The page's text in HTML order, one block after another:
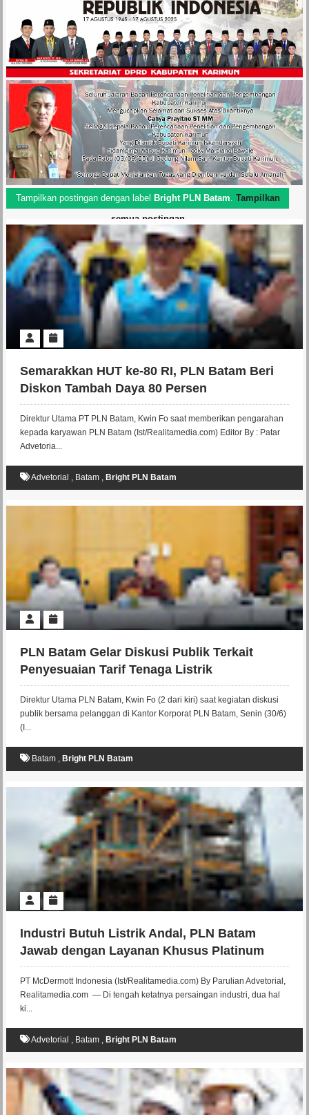
Tampilkan postingan dengan label Bright PLN Batam. Tampilkan
semua postingan
Semarakkan HUT ke-80 RI, PLN Batam Beri
Diskon Tambah Daya 80 Persen
Direktur Utama PT PLN Batam, Kwin Fo saat memberikan pengarahan
kepada karyawan PLN Batam (Ist/Realitamedia.com) Editor By : Patar
Advetoria...
Advetorial , Batam, Bright PLN Batam
PLN Batam Gelar Diskusi Publik Terkait
Penyesuaian Tarif Tenaga Listrik
Direktur Utama PLN Batam, Kwin Fo (2 dari kiri) saat kegiatan diskusi
publik bersama pelanggan di Kantor Korporat PLN Batam, Senin (30/6)
(I...
Batam, Bright PLN Batam
Industri Butuh Listrik Andal, PLN Batam
Jawab dengan Layanan Khusus Platinum
PT McDermott Indonesia (Ist/Realitamedia.com) By Parulian Advetorial,
Realitamedia.com — Di tengah ketatnya persaingan industri, dua hal
ki...
Advetorial , Batam, Bright PLN Batam